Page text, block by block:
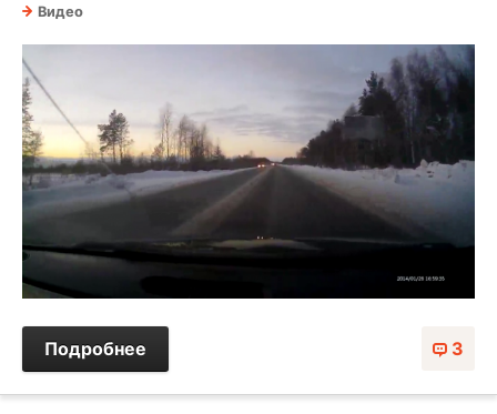
Видео
3
Подробнее